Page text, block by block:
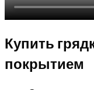
Купить
покрытием